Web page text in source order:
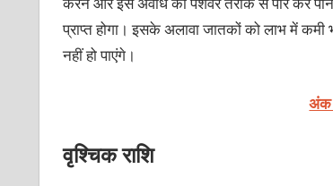
प्राप्त होगा। इसके अलावा जातकों को लाभ में
नहीं हो पाएंगे।
अंक
वृश्चिक राशि